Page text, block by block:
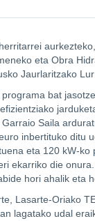
eta Obra
Jaurlaritzako
bat
Saila
inbertituko ditu
eta 120 kW-
ekarriko die
hori ahalik eta
Lasarte-Oriako
lagatako udal